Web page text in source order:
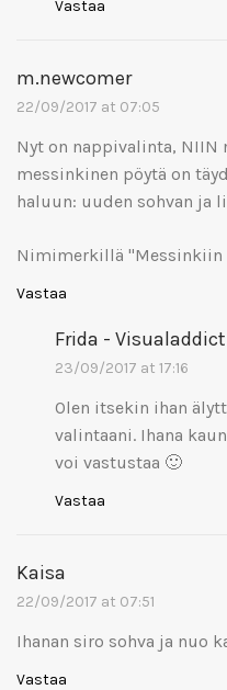
Vastaa
m.newcomer
22/09/2017 at 07:05
Nyt on nappivalinta, NIIN
messinkinen pöytä on
haluun: uuden sohvan ja
Nimimerkillä "Messinkiin
Vastaa
Frida - Visualaddict
23/09/2017 at 17:16
Olen itsekin ihan
valintaani. Ihana
voi vastustaa 🙂
Vastaa
Kaisa
22/09/2017 at 07:51
Ihanan siro sohva ja nuo
Vastaa